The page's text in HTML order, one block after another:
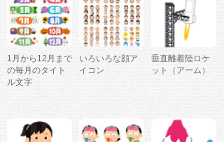
1月から12月まで
の毎月のタイト
ル文字
いろいろな顔ア
イコン
垂直離着陸ロケ
ット（アーム）